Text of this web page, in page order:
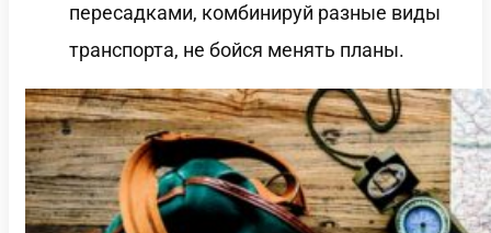
пересадками, комбинируй разные виды
транспорта, не бойся менять планы.